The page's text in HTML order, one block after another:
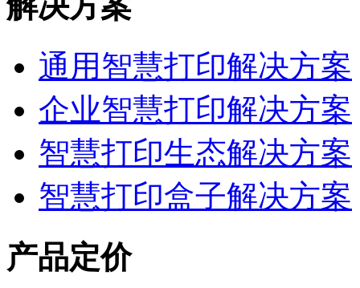
通用智慧打印解决方案
企业智慧打印解决方案
智慧打印生态解决方案
智慧打印盒子解决方案
产品定价